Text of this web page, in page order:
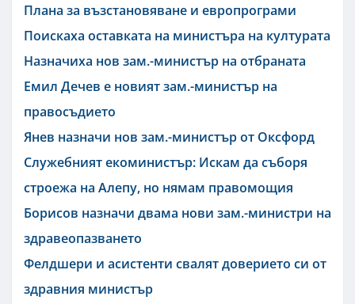
Плана за възстановяване и европрограми
Поискаха оставката на министъра на културата
Назначиха нов зам.-министър на отбраната
Емил Дечев е новият зам.-министър на
правосъдието
Янев назначи нов зам.-министър от Оксфорд
Служебният екоминистър: Искам да съборя
строежа на Алепу, но нямам правомощия
Борисов назначи двама нови зам.-министри на
здравеопазването
Фелдшери и асистенти свалят доверието си от
здравния министър